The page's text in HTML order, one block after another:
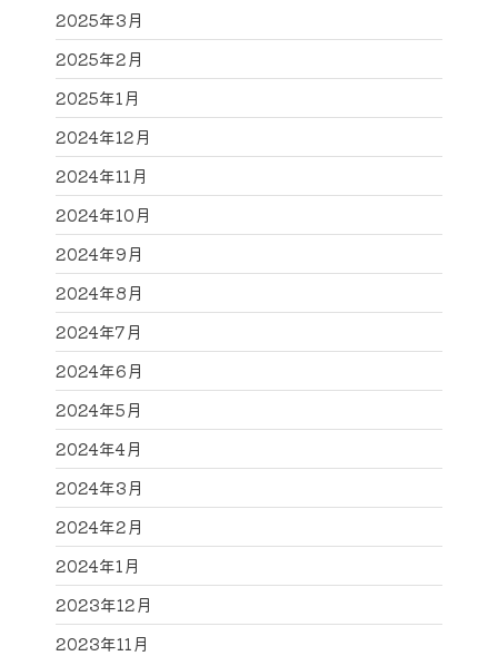
2025年3月
2025年2月
2025年1月
2024年12月
2024年11月
2024年10月
2024年9月
2024年8月
2024年7月
2024年6月
2024年5月
2024年4月
2024年3月
2024年2月
2024年1月
2023年12月
2023年11月